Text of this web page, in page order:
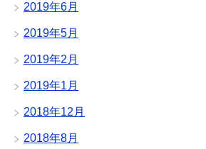
2019年6月
2019年5月
2019年2月
2019年1月
2018年12月
2018年8月